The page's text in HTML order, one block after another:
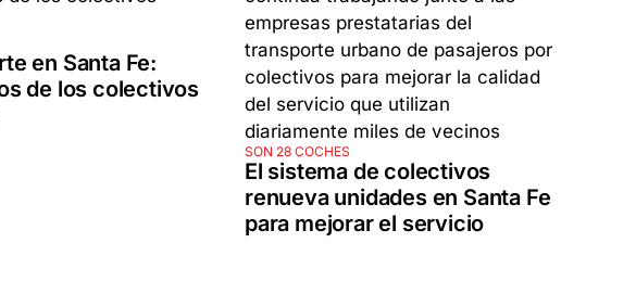
en Santa Fe:
de los colectivos
SON 28 COCHES
El sistema de colectivos
renueva unidades en Santa Fe
para mejorar el servicio